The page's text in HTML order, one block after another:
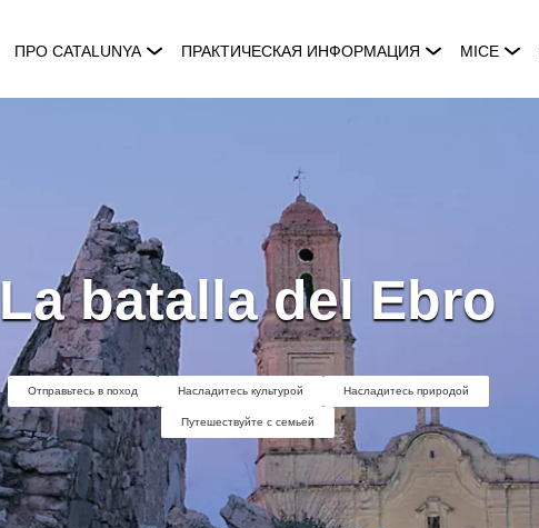
ПРО CATALUNYA ПРАКТИЧЕСКАЯ ИНФОРМАЦИЯ MICE
La batalla del Ebro
Отправьтесь в поход Насладитесь культурой Насладитесь природой
Путешествуйте с семьей